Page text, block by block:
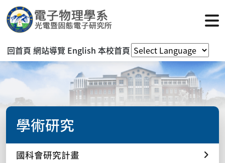
回首頁 網站導覽 English 本校首頁
學術研究
國科會研究計畫